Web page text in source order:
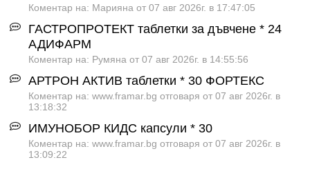
Коментар на: Марияна от 07 авг 2026г. в 17:47:05
ГАСТРОПРОТЕКТ таблетки за дъвчене * 24
АДИФАРМ
Коментар на: Румяна от 07 авг 2026г. в 14:55:56
АРТРОН АКТИВ таблетки * 30 ФОРТЕКС
Коментар на: www.framar.bg отговаря от 07 авг 2026г. в
13:18:32
ИМУНОБОР КИДС капсули * 30
Коментар на: www.framar.bg отговаря от 07 авг 2026г. в
13:09:22